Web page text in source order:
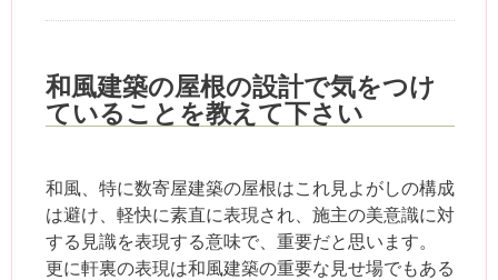
和風建築の屋根の設計で気をつけ
ていることを教えて下さい
和風、特に数寄屋建築の屋根はこれ見よがしの構成
は避け、軽快に素直に表現され、施主の美意識に対
する見識を表現する意味で、重要だと思います。
更に軒裏の表現は和風建築の重要な見せ場でもある